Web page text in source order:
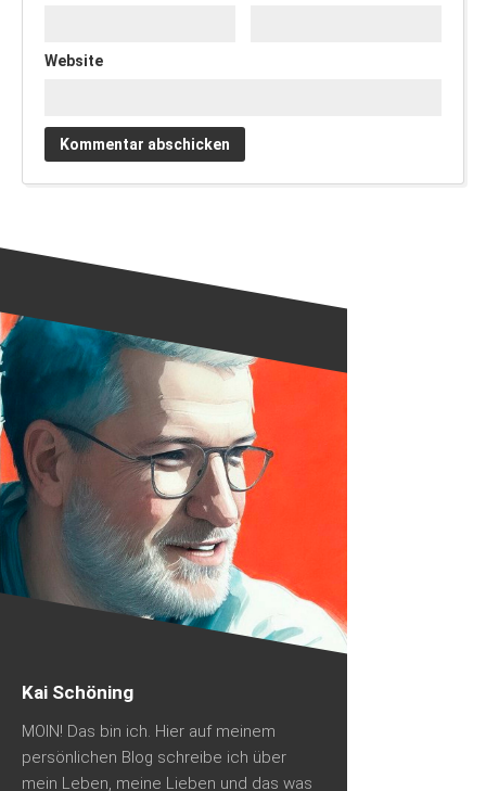
Website
Kai Schöning
MOIN! Das bin ich. Hier auf meinem
persönlichen Blog schreibe ich über
mein Leben, meine Lieben und das was